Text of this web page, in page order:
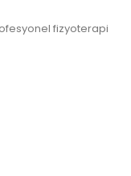
fizyoterapi